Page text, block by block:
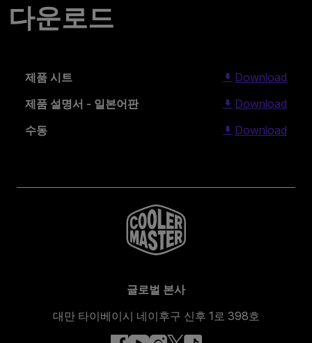
다운로드
제품 시트
Download
제품 설명서 - 일본어판
Download
수동
Download
글로벌 본사
대만 타이베이시 네이후구 신후 1로 398호